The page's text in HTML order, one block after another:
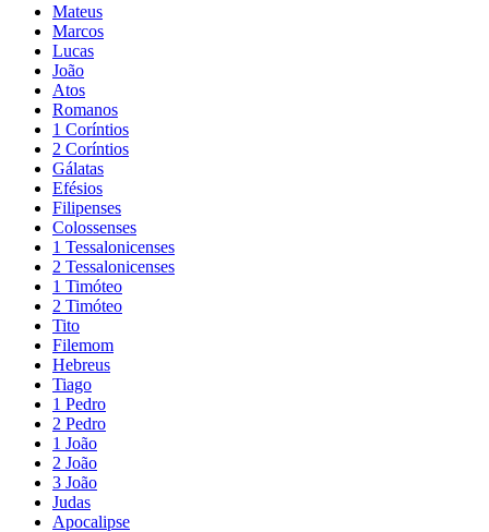
Mateus
Marcos
Lucas
João
Atos
Romanos
1 Coríntios
2 Coríntios
Gálatas
Efésios
Filipenses
Colossenses
1 Tessalonicenses
2 Tessalonicenses
1 Timóteo
2 Timóteo
Tito
Filemom
Hebreus
Tiago
1 Pedro
2 Pedro
1 João
2 João
3 João
Judas
Apocalipse